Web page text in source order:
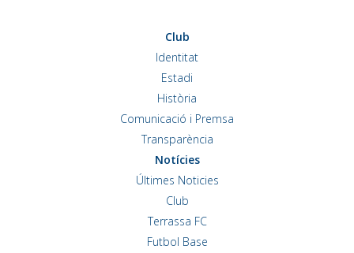
Club
Identitat
Estadi
Història
Comunicació i Premsa
Transparència
Notícies
Últimes Noticies
Club
Terrassa FC
Futbol Base